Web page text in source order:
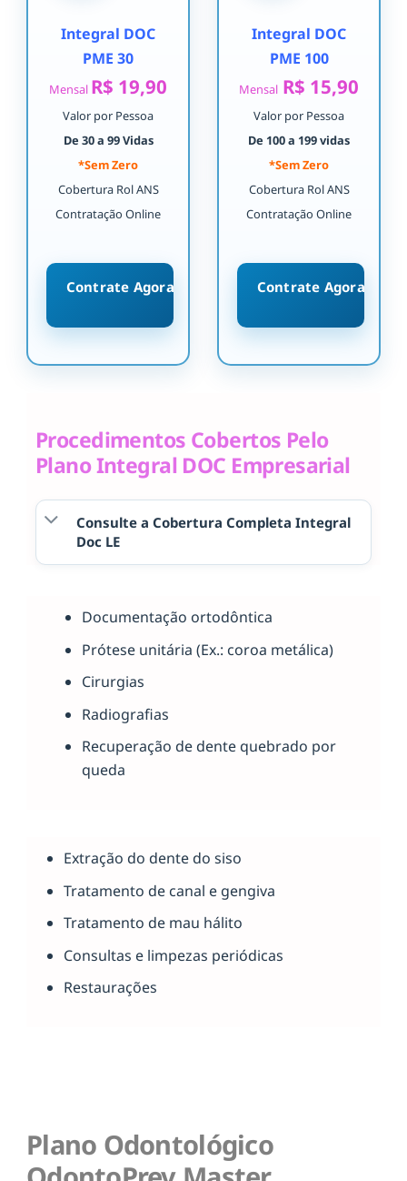
Integral DOC
PME 30
Mensal R$ 19,90
Valor por Pessoa
De 30 a 99 Vidas
*Sem Zero
Cobertura Rol ANS
Contratação Online
Contrate Agora
Integral DOC
PME 100
Mensal R$ 15,90
Valor por Pessoa
De 100 a 199 vidas
*Sem Zero
Cobertura Rol ANS
Contratação Online
Contrate Agora
Procedimentos Cobertos Pelo
Plano Integral DOC Empresarial
Consulte a Cobertura Completa Integral
Doc LE
Documentação ortodôntica
Prótese unitária (Ex.: coroa metálica)
Cirurgias
Radiografias
Recuperação de dente quebrado por
queda
Extração do dente do siso
Tratamento de canal e gengiva
Tratamento de mau hálito
Consultas e limpezas periódicas
Restaurações
Plano Odontológico